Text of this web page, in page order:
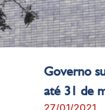
Governo
até 31 de
27/01/2021